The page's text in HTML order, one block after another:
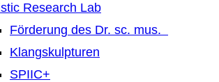
Research Lab
Förderung des Dr. sc. mus.
Klangskulpturen
SPIIC+